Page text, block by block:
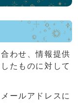
わせ、情報提供
たものに対して
ールアドレスに